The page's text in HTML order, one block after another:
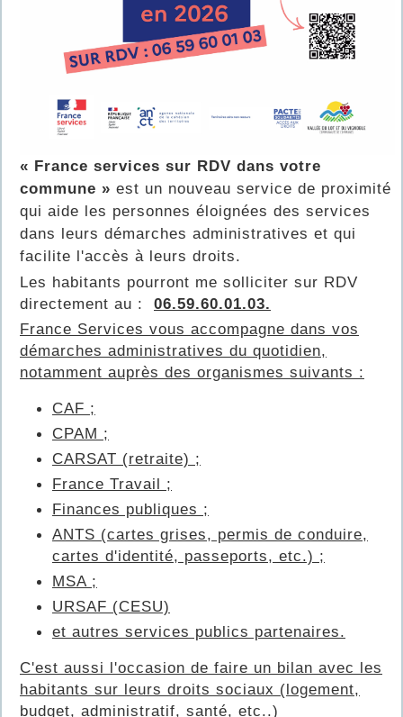
« France services sur RDV dans votre
commune » est un nouveau service de proximité
qui aide les personnes éloignées des services
dans leurs démarches administratives et qui
facilite l'accès à leurs droits.
Les habitants pourront me solliciter sur RDV
directement au : 06.59.60.01.03.
France Services vous accompagne dans vos
démarches administratives du quotidien,
notamment auprès des organismes suivants :
CAF ;
CPAM ;
CARSAT (retraite) ;
France Travail ;
Finances publiques ;
ANTS (cartes grises, permis de conduire,
cartes d'identité, passeports, etc.) ;
MSA ;
URSAF (CESU)
et autres services publics partenaires.
C'est aussi l'occasion de faire un bilan avec les
habitants sur leurs droits sociaux (logement,
budget, administratif, santé, etc..)